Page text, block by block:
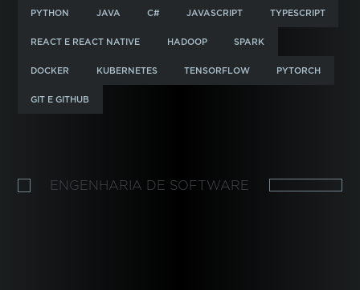
PYTHON JAVA C# JAVASCRIPT TYPESCRIPT
REACT E REACT NATIVE HADOOP SPARK
DOCKER KUBERNETES TENSORFLOW PYTORCH
GIT E GITHUB
ENGENHARIA DE SOFTWARE